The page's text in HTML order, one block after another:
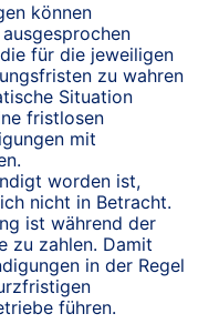
können
für die jeweiligen
zu wahren
Situation
fristlosen
mit
worden ist,
nicht in Betracht.
ist während der
zu zahlen. Damit
in der Regel
führen.